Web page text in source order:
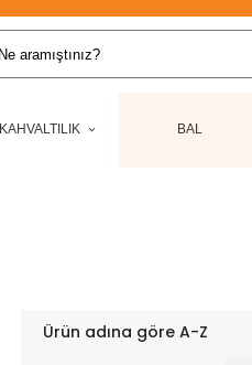
KAHVALTILIK BAL
Ürün adına göre A-Z